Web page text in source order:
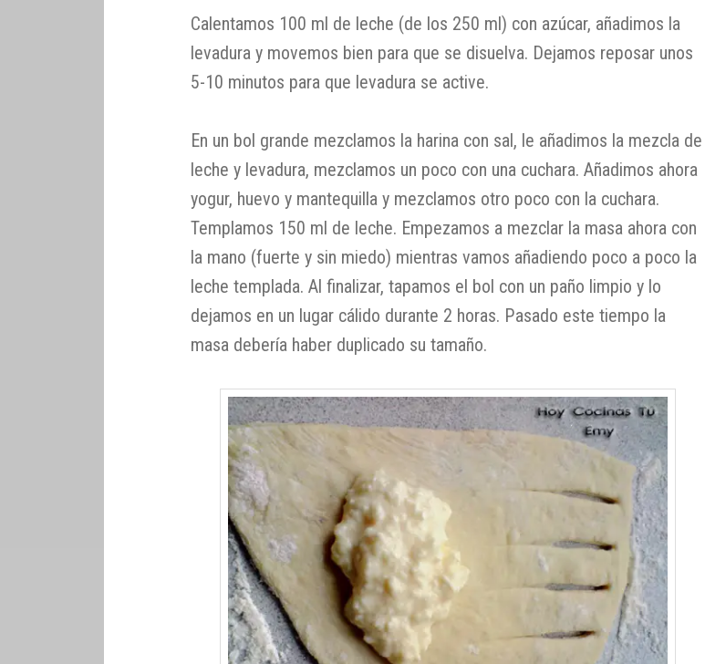
Calentamos 100 ml de leche (de los 250 ml) con azúcar, añadimos la
levadura y movemos bien para que se disuelva. Dejamos reposar unos
5-10 minutos para que levadura se active.
En un bol grande mezclamos la harina con sal, le añadimos la mezcla de
leche y levadura, mezclamos un poco con una cuchara. Añadimos ahora
yogur, huevo y mantequilla y mezclamos otro poco con la cuchara.
Templamos 150 ml de leche. Empezamos a mezclar la masa ahora con
la mano (fuerte y sin miedo) mientras vamos añadiendo poco a poco la
leche templada. Al finalizar, tapamos el bol con un paño limpio y lo
dejamos en un lugar cálido durante 2 horas. Pasado este tiempo la
masa debería haber duplicado su tamaño.